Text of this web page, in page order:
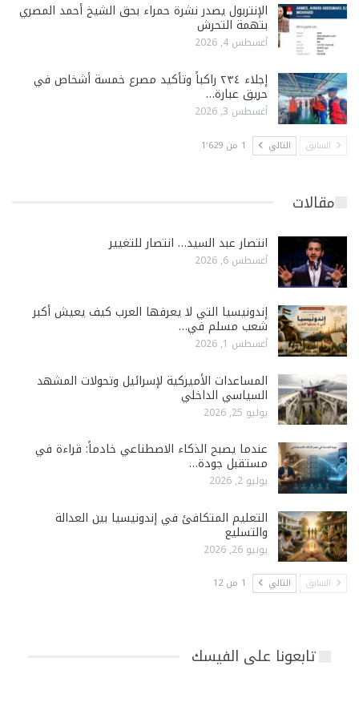
الإنتربول يصدر نشرة حمراء بحق الشيخ أحمد المصري
بتهمة التحرش
أغسطس 4, 2026
إجلاء ٢٣٤ راكباً وتأكيد مصرع خمسة أشخاص في
حريق عبارة…
أغسطس 3, 2026
السابق التالي 1 من 1٬629
مقالات
انتصار عبد السيد… انتصار للتغيير
أغسطس 6, 2026
إندونيسيا التي لا يعرفها العرب كيف يعيش أكبر
شعب مسلم في…
أغسطس 1, 2026
المساعدات الأميركية لإسرائيل وتحولات المشهد
السياسي الداخلي
يوليو 25, 2026
عندما يصبح الذكاء الاصطناعي خادماً: قراءة في
مستقبل جودة…
يوليو 2, 2026
التعليم المتكافئ في إندونيسيا بين العدالة
والتسليع
يونيو 26, 2026
السابق التالي 1 من 12
تابعونا على الفيسك